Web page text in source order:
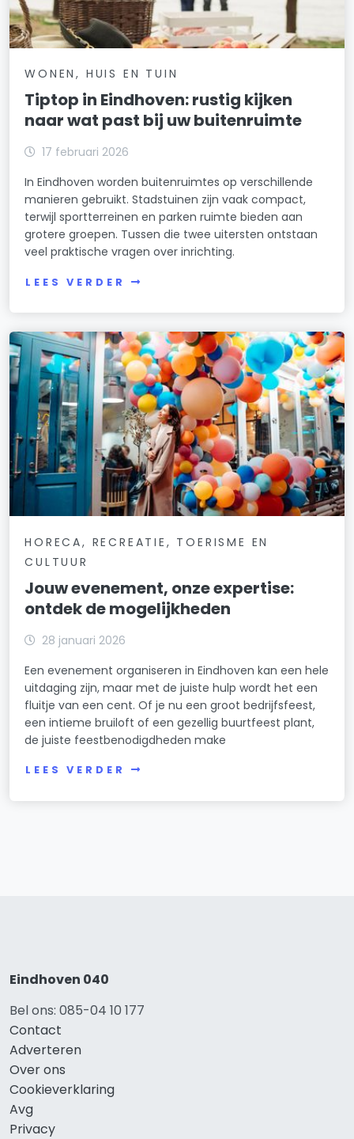
WONEN, HUIS EN TUIN
Tiptop in Eindhoven: rustig kijken
naar wat past bij uw buitenruimte
17 februari 2026
In Eindhoven worden buitenruimtes op verschillende
manieren gebruikt. Stadstuinen zijn vaak compact,
terwijl sportterreinen en parken ruimte bieden aan
grotere groepen. Tussen die twee uitersten ontstaan
veel praktische vragen over inrichting.
LEES VERDER
HORECA, RECREATIE, TOERISME EN
CULTUUR
Jouw evenement, onze expertise:
ontdek de mogelijkheden
28 januari 2026
Een evenement organiseren in Eindhoven kan een hele
uitdaging zijn, maar met de juiste hulp wordt het een
fluitje van een cent. Of je nu een groot bedrijfsfeest,
een intieme bruiloft of een gezellig buurtfeest plant,
de juiste feestbenodigdheden make
LEES VERDER
Eindhoven 040
Bel ons: 085-04 10 177
Contact
Adverteren
Over ons
Cookieverklaring
Avg
Privacy